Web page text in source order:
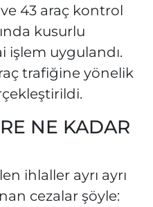
43 araç kontrol
kusurlu
işlem uygulandı.
trafiğine yönelik
NE KADAR
ihlaller ayrı ayrı
cezalar şöyle: